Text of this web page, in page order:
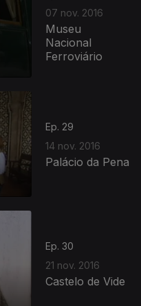
07 nov. 2016
Museu
Nacional
Ferroviário
Ep. 29
14 nov. 2016
Palácio da Pena
Ep. 30
21 nov. 2016
Castelo de Vide